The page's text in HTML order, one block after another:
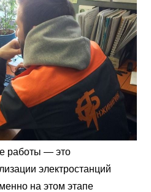
работы — это
электростанций
на этом этапе